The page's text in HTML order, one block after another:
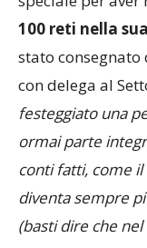
L’attaccante
speciale per aver
100 reti nella
stato consegnato
con delega al
festeggiato una
ormai parte
conti fatti, come il
diventa sempre